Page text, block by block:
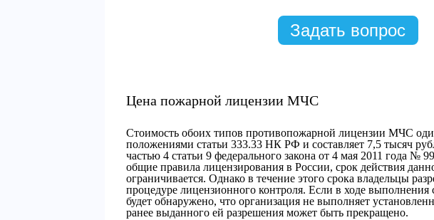
Задать вопрос
Цена пожарной лицензии МЧС
Стоимость обоих типов противопожарной лицензии МЧС
положениями статьи 333.33 НК РФ и составляет 7,5 тысяч
частью 4 статьи 9 федерального закона от 4 мая 2011 года №
общие правила лицензирования в России, срок действия
ограничивается. Однако в течение этого срока владельцы
процедуре лицензионного контроля. Если в ходе
будет обнаружено, что организация не выполняет
ранее выданного ей разрешения может быть прекращено.